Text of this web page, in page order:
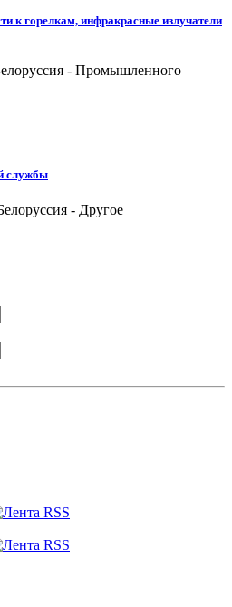
к горелкам, инфракрасные излучатели
- Промышленного
службы
- Другое